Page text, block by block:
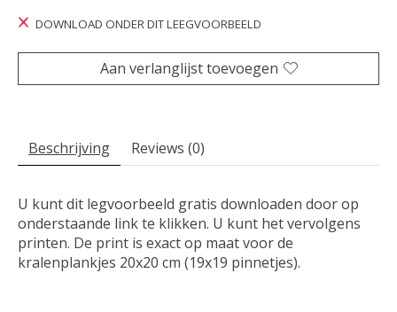
DOWNLOAD ONDER DIT LEEGVOORBEELD
Aan verlanglijst toevoegen
Beschrijving Reviews (0)
U kunt dit legvoorbeeld gratis downloaden door op
onderstaande link te klikken. U kunt het vervolgens
printen. De print is exact op maat voor de
kralenplankjes 20x20 cm (19x19 pinnetjes).